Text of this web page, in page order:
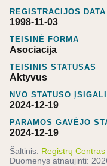
REGISTRACIJOS DATA
1998-11-03
TEISINĖ FORMA
Asociacija
TEISINIS STATUSAS
Aktyvus
NVO STATUSO
2024-12-19
PARAMOS GAVĖJO
2024-12-19
Šaltinis: Registrų Centras
Duomenys atnaujinti: